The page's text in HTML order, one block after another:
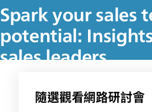
Spark your sales
potential:
sales leaders
work while helping reps find their stride
隨選觀看網路研討會